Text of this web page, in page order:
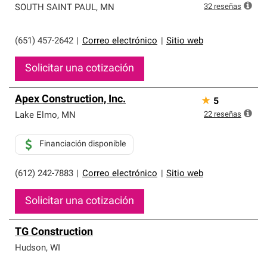
SOUTH SAINT PAUL, MN
(651) 457-2642 Correo electrónico Sitio web
Solicitar una cotización
32 reseñas
Apex Construction, Inc.
Lake Elmo, MN
(612) 242-7883 Correo electrónico Sitio web
Financiación disponible
Solicitar una cotización
★ 5
22 reseñas
TG Construction
Hudson, WI